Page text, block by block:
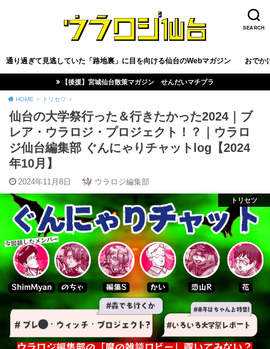
SEARCH
通り過ぎて見逃していた「路地裏」に目を向ける仙台のWebマガジン おでか
【後援】宮城仙台散策マガジン せんだいマチプラ
HOME トリセツ
仙台の大学祭行った＆行きたかった2024｜ブ
レア・ウラロジ・プロジェクト！？｜ウラロ
ジ仙台編集部 ぐんにゃりチャットlog【2024
年10月】
2024年11月8日 ウラロジ編集部
トリセツ